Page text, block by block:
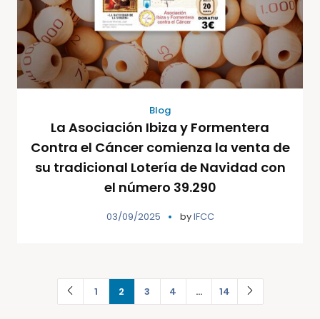
Blog
La Asociación Ibiza y Formentera
Contra el Cáncer comienza la venta de
su tradicional Lotería de Navidad con
el número 39.290
03/09/2025 byIFCC
1 2 3 4 … 14